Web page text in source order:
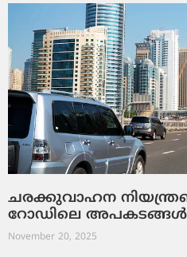
ചരക്കുവാഹന
റോഡിലെ
November 20, 2025